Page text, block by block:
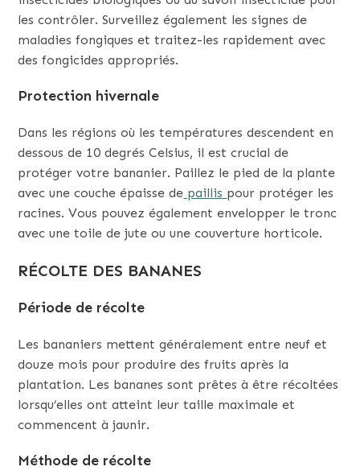
les contrôler. Surveillez également les signes de
maladies fongiques et traitez-les rapidement avec
des fongicides appropriés.
Protection hivernale
Dans les régions où les températures descendent en
dessous de 10 degrés Celsius, il est crucial de
protéger votre bananier. Paillez le pied de la plante
avec une couche épaisse de paillis pour protéger les
racines. Vous pouvez également envelopper le tronc
avec une toile de jute ou une couverture horticole.
RÉCOLTE DES BANANES
Période de récolte
Les bananiers mettent généralement entre neuf et
douze mois pour produire des fruits après la
plantation. Les bananes sont prêtes à être récoltées
lorsqu’elles ont atteint leur taille maximale et
commencent à jaunir.
Méthode de récolte